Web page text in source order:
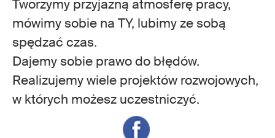
Tworzymy przyjazną atmosferę pracy,
mówimy sobie na TY, lubimy ze sobą
spędzać czas.
Dajemy sobie prawo do błędów.
Realizujemy wiele projektów rozwojowych,
w których możesz uczestniczyć.